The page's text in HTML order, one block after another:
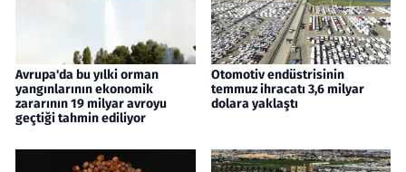
Avrupa'da bu yılki orman
yangınlarının ekonomik
zararının 19 milyar avroyu
geçtiği tahmin ediliyor
Otomotiv endüstrisinin
temmuz ihracatı 3,6 milyar
dolara yaklaştı